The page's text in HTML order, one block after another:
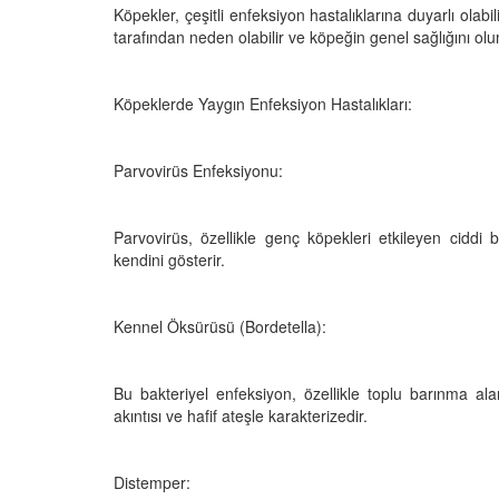
Köpekler, çeşitli enfeksiyon hastalıklarına duyarlı
tarafından neden olabilir ve köpeğin genel sağlığını
Köpeklerde Yaygın Enfeksiyon Hastalıkları:
Parvovirüs Enfeksiyonu:
Parvovirüs, özellikle genç köpekleri etkileyen ciddi
kendini gösterir.
Kennel Öksürüsü (Bordetella):
Bu bakteriyel enfeksiyon, özellikle toplu barınma
akıntısı ve hafif ateşle karakterizedir.
Distemper:
Neler
Köpeklerden İnsanlara
Köpeklerinin
Tarihte Askeri
Dört Ayaklı
19.10.2025